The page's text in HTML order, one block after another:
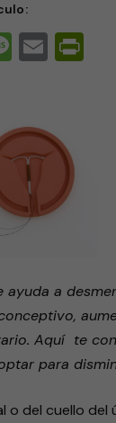
Message
Email
ayuda a
Aquí te
para
o del cuello